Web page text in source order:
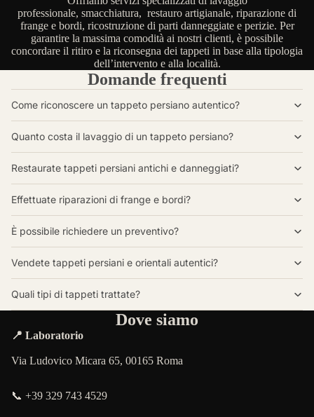
professionale, smacchiatura, restauro artigianale, riparazione di
frange e bordi, ricostruzione di parti danneggiate e perizie. Per
garantire la massima comodità ai nostri clienti, è possibile
concordare il ritiro e la riconsegna dei tappeti in base alla tipologia
dell’intervento e alla località.
Domande frequenti
Come riconoscere un tappeto persiano autentico?
Quanto costa il lavaggio di un tappeto persiano?
Restaurate tappeti persiani antichi e danneggiati?
Effettuate riparazioni di frange e bordi?
È possibile richiedere un preventivo?
Vendete tappeti persiani e orientali autentici?
Quali tipi di tappeti trattate?
Dove siamo
📍 Laboratorio
Via Ludovico Micara 65, 00165 Roma
📞 +39 329 743 4529